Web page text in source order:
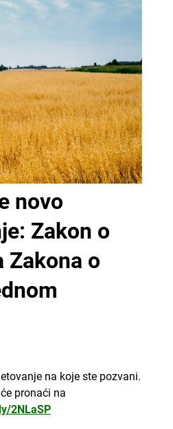
novo
Zakon o
Zakona o
na koje ste pozvani.
pronaći na
2NLaSP